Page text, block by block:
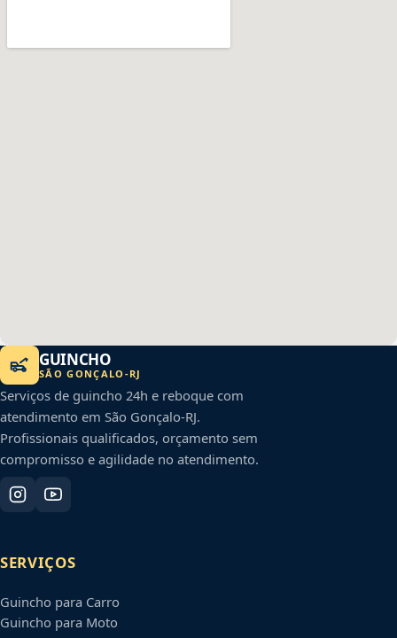
GUINCHO
SÃO GONÇALO -RJ
Serviços de guincho 24h e reboque com
atendimento em São Gonçalo-RJ.
Profissionais qualificados, orçamento sem
compromisso e agilidade no atendimento.
SERVIÇOS
Guincho para Carro
Guincho para Moto